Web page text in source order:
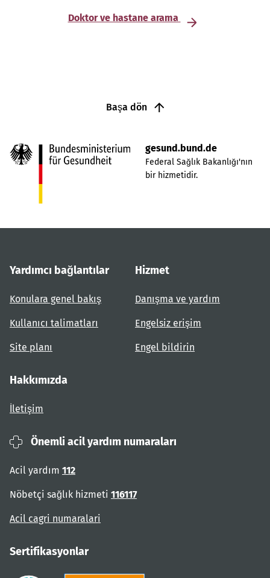
Doktor ve hastane arama
Başa dön
gesund.bund.de
Federal Sağlık Bakanlığı'nın
bir hizmetidir.
Yardımcı bağlantılar
Konulara genel bakış
Kullanıcı talimatları
Site planı
Hizmet
Danışma ve yardım
Engelsiz erişim
Engel bildirin
Hakkımızda
İletişim
Önemli acil yardım numaraları
Acil yardım 112
Nöbetçi sağlık hizmeti 116117
Acil cagri numaralari
Sertifikasyonlar